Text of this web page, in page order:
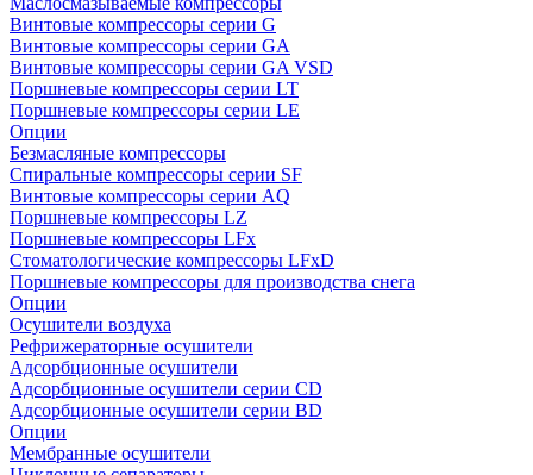
Винтовые компрессоры серии G
Винтовые компрессоры cерии GA
Винтовые компрессоры cерии GA VSD
Поршневые компрессоры серии LT
Поршневые компрессоры серии LE
Опции
Безмасляные компрессоры
Спиральные компрессоры серии SF
Винтовые компрессоры серии AQ
Поршневые компрессоры LZ
Поршневые компрессоры LFx
Стоматологические компрессоры LFxD
Поршневые компрессоры для производства снега
Опции
Осушители воздуха
Рефрижераторные осушители
Адсорбционные осушители
Адсорбционные осушители серии CD
Адсорбционные осушители серии BD
Опции
Мембранные осушители